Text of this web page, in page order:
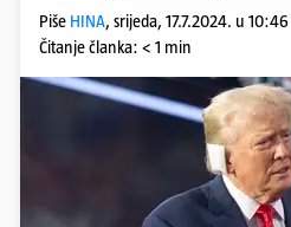
Piše HINA, srijeda, 17.7.2024. u 10:46
Čitanje članka: < 1 min